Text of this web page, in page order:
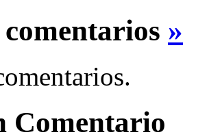
»
Comentario